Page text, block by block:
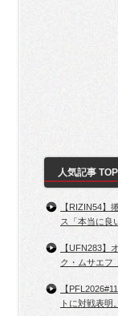
人気記事
【RIZIN54】
ス「本当に良
【UFN283】
ク・ムサエフ
【
トに対戦表明